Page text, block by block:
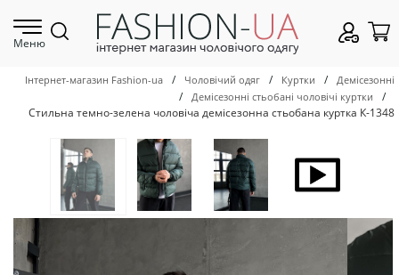
Меню
Інтернет-магазин Fashion-ua / Чоловічий одяг / Куртки / Демісезонні
/ Демісезонні стьобані чоловічі куртки
/
Стильна темно-зелена чоловіча демісезонна стьобана куртка К-1348